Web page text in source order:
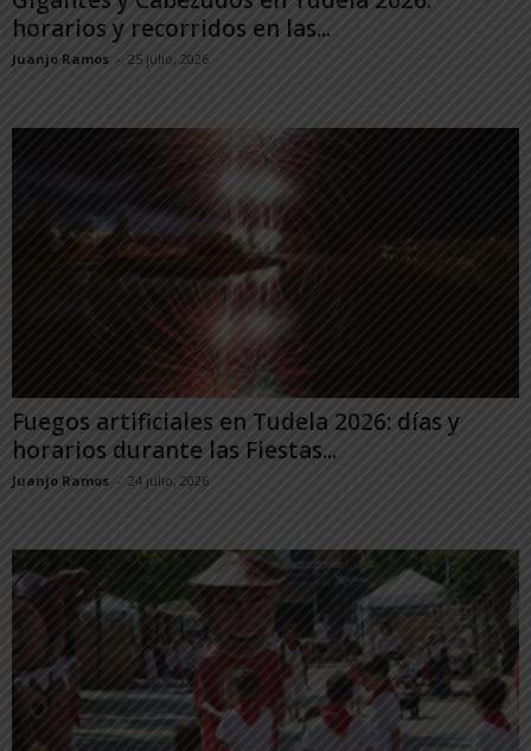
horarios y recorridos en las...
Juanjo Ramos - 25 julio, 2026
Fuegos artificiales en Tudela 2026: días y
horarios durante las Fiestas...
Juanjo Ramos - 24 julio, 2026